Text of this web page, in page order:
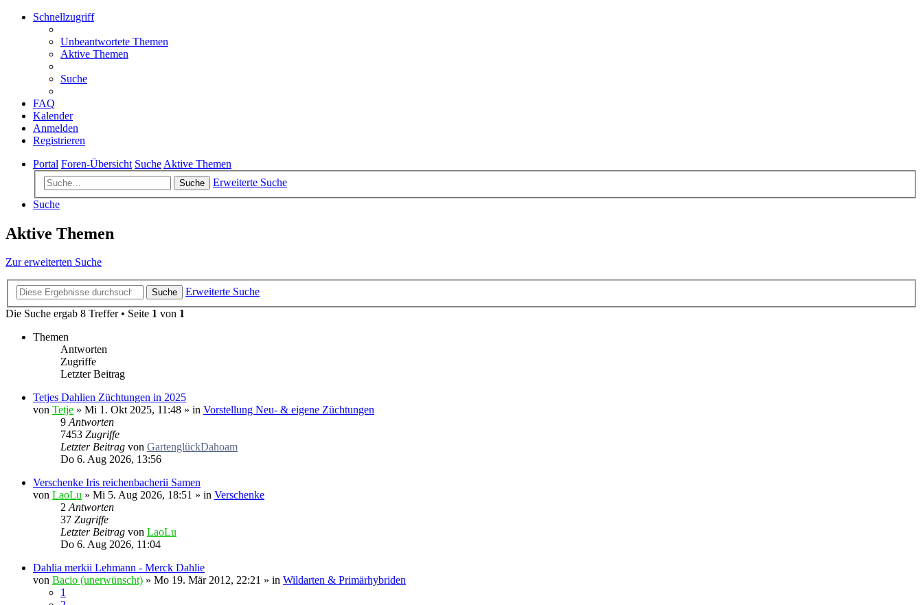
Schnellzugriff
Unbeantwortete Themen
Aktive Themen
Suche
FAQ
Kalender
Anmelden
Registrieren
Portal Foren-Übersicht Suche Aktive Themen
Suche
Erweiterte Suche
Suche
Aktive Themen
Zur erweiterten Suche
Suche
Erweiterte Suche
Die Suche ergab 8 Treffer • Seite 1 von 1
Themen
Antworten
Zugriffe
Letzter Beitrag
Tetjes Dahlien Züchtungen in 2025
von Tetje » Mi 1. Okt 2025, 11:48 » in Vorstellung Neu- & eigene Züchtungen
9 Antworten
7453 Zugriffe
Letzter Beitrag von GartenglückDahoam
Do 6. Aug 2026, 13:56
Verschenke Iris reichenbacherii Samen
von LaoLu » Mi 5. Aug 2026, 18:51 » in Verschenke
2 Antworten
37 Zugriffe
Letzter Beitrag von LaoLu
Do 6. Aug 2026, 11:04
Dahlia merkii Lehmann - Merck Dahlie
von Bacio (unerwünscht) » Mo 19. Mär 2012, 22:21 » in Wildarten & Primärhybriden
1